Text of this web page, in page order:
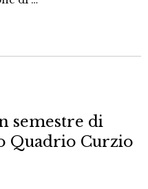
semestre di
Quadrio Curzio